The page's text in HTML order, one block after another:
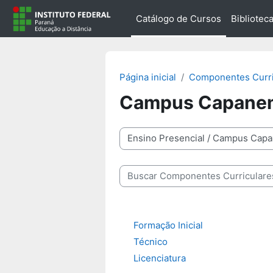
Ir para o conteúdo principal
Catálogo de Cursos
Página inicial Componentes
Campus
Categorias
Buscar Componentes Curriculares
Formação Inicial
Técnico
Licenciatura